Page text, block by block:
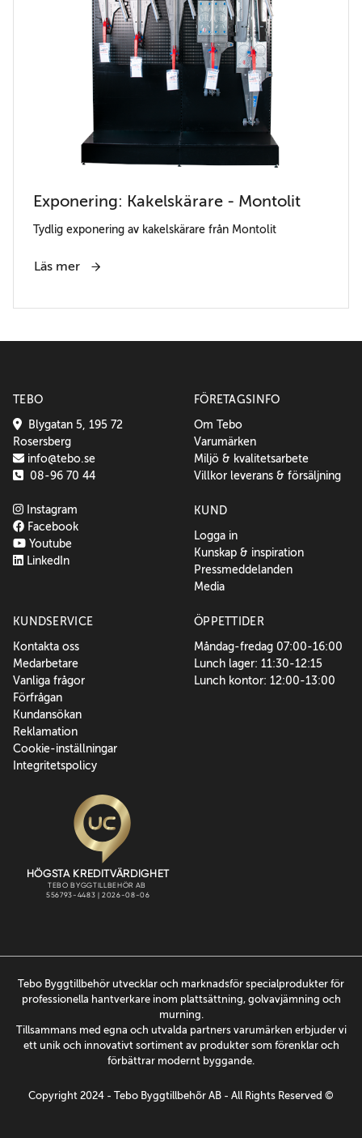
Exponering: Kakelskärare - Montolit
Tydlig exponering av kakelskärare från Montolit
Läs mer
TEBO
Blygatan 5, 195 72
Rosersberg
info@tebo.se
08-96 70 44
Instagram
Facebook
Youtube
LinkedIn
FÖRETAGSINFO
Om Tebo
Varumärken
Miljö & kvalitetsarbete
Villkor leverans & försäljning
KUND
Logga in
Kunskap & inspiration
Pressmeddelanden
Media
KUNDSERVICE
Kontakta oss
Medarbetare
Vanliga frågor
Förfrågan
Kundansökan
Reklamation
Cookie-inställningar
Integritetspolicy
ÖPPETTIDER
Måndag-fredag 07:00-16:00
Lunch lager: 11:30-12:15
Lunch kontor: 12:00-13:00
Tebo Byggtillbehör utvecklar och marknadsför specialprodukter för
professionella hantverkare inom plattsättning, golvavjämning och
murning.
Tillsammans med egna och utvalda partners varumärken erbjuder vi
ett unik och innovativt sortiment av produkter som förenklar och
förbättrar modernt byggande.
Copyright 2024 - Tebo Byggtillbehõr AB - All Rights Reserved ©